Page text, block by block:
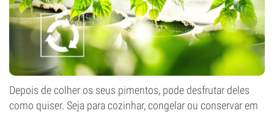
Depois de colher os seus pimentos, pode desfrutar deles
como quiser. Seja para cozinhar, congelar ou conservar em